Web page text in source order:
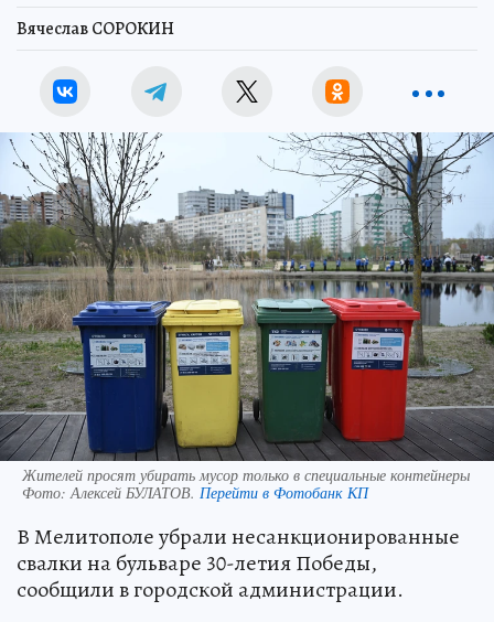
Вячеслав СОРОКИН
Жителей просят убирать мусор только в специальные контейнеры
Фото:Алексей БУЛАТОВ. Перейти в Фотобанк КП
В Мелитополе убрали несанкционированные
свалки на бульваре 30-летия Победы,
сообщили в городской администрации.